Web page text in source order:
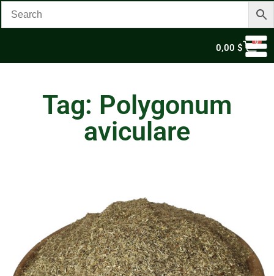
0,00$
0
Tag: Polygonum
aviculare